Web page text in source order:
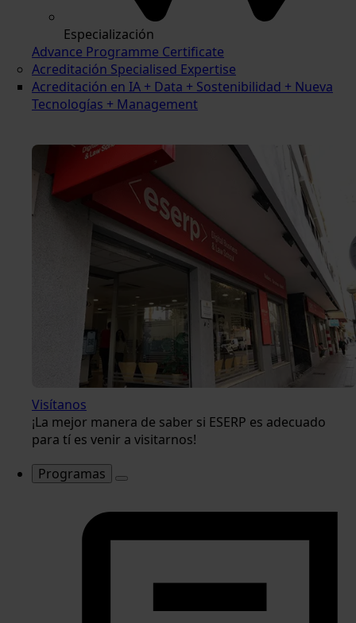
Especialización
Advance Programme Certificate
Acreditación Specialised Expertise
Acreditación en IA + Data + Sostenibilidad + Nueva
Tecnologías + Management
Visítanos
¡La mejor manera de saber si ESERP es adecuado
para tí es venir a visitarnos!
Programas